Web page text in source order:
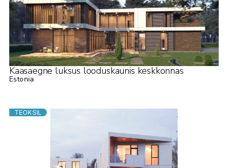
Kaasaegne luksus looduskaunis keskkonnas
Estonia
TEOKSIL